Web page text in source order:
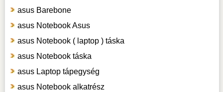
asus Barebone
asus Notebook Asus
asus Notebook ( laptop ) táska
asus Notebook táska
asus Laptop tápegység
asus Notebook alkatrész